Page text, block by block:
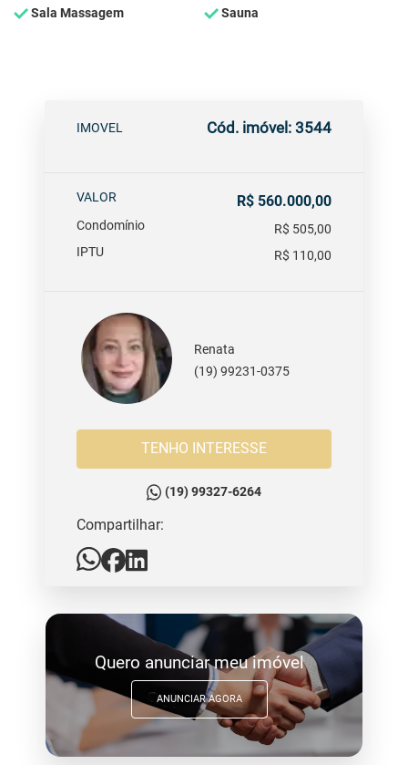
Sala Massagem Sauna
IMOVEL Cód. imóvel: 3544
VALOR R$ 560.000,00
Condomínio
R$ 505,00
IPTU
R$ 110,00
Renata
(19) 99231-0375
TENHO INTERESSE
(19) 99327-6264
Compartilhar:
Quero anunciar meu imóvel
ANUNCIAR AGORA